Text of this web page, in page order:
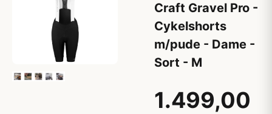
Craft Gravel Pro -
Cykelshorts
m/pude - Dame -
Sort - M
1.499,00